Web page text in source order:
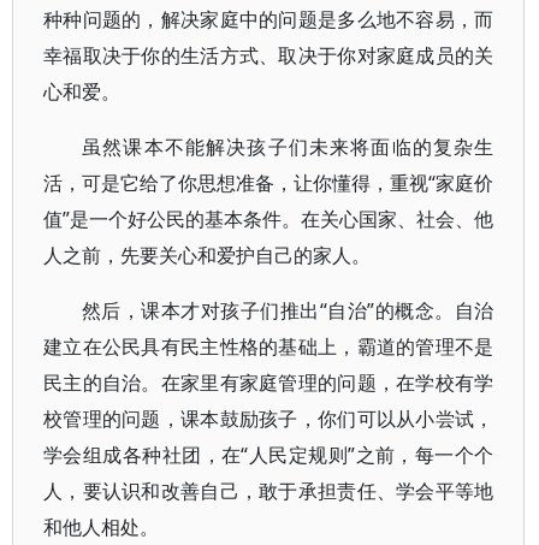
种种问题的，解决家庭中的问题是多么地不容易，而
幸福取决于你的生活方式、取决于你对家庭成员的关
心和爱。
虽然课本不能解决孩子们未来将面临的复杂生
活，可是它给了你思想准备，让你懂得，重视“家庭价
值”是一个好公民的基本条件。在关心国家、社会、他
人之前，先要关心和爱护自己的家人。
然后，课本才对孩子们推出“自治”的概念。自治
建立在公民具有民主性格的基础上，霸道的管理不是
民主的自治。在家里有家庭管理的问题，在学校有学
校管理的问题，课本鼓励孩子，你们可以从小尝试，
学会组成各种社团，在“人民定规则”之前，每一个个
人，要认识和改善自己，敢于承担责任、学会平等地
和他人相处。